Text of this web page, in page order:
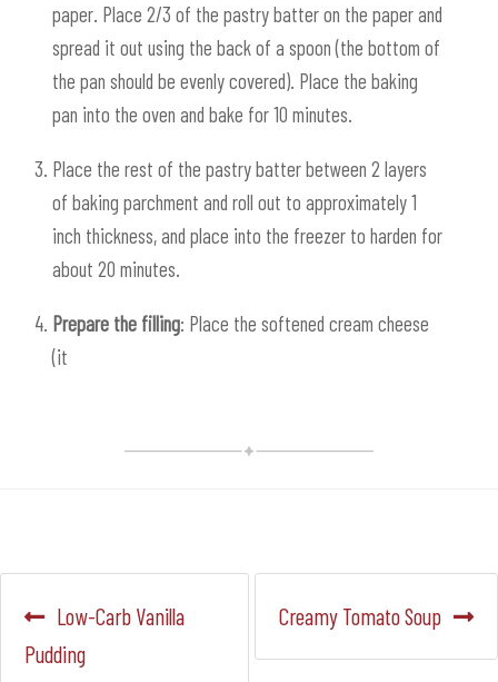
paper. Place 2/3 of the pastry batter on the paper and
spread it out using the back of a spoon (the bottom of
the pan should be evenly covered). Place the baking
pan into the oven and bake for 10 minutes.
Place the rest of the pastry batter between 2 layers
of baking parchment and roll out to approximately 1
inch thickness, and place into the freezer to harden for
about 20 minutes.
Prepare the filling: Place the softened cream cheese
(it
Navegación
de
Anterior:
Low-Carb Vanilla
Pudding
Siguiente:
Creamy Tomato Soup